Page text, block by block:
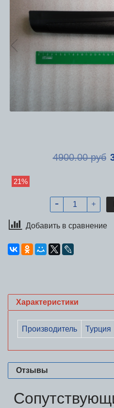
4900.00 руб
21%
Добавить в сравнение
Характеристики
Производитель Турция
Отзывы